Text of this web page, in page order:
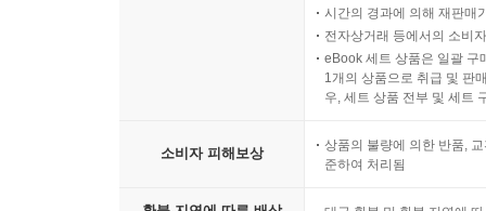
시간의 경과에 의해 재판매
전자상거래 등에서의 소비
eBook 세트 상품은 일괄 구
1개의 상품으로 취급 및 판
우, 세트 상품 전부 및 세트
소비자 피해보상
상품의 불량에 의한 반품,
준하여 처리됨